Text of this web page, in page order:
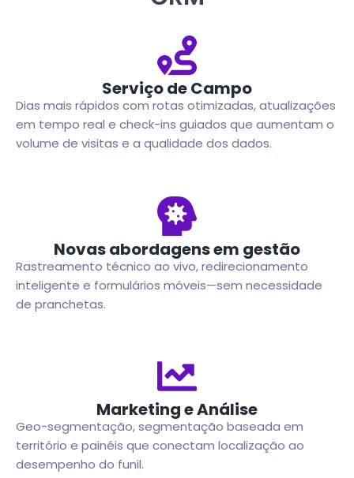
Serviço de Campo
Dias mais rápidos com rotas otimizadas, atualizações
em tempo real e check-ins guiados que aumentam o
volume de visitas e a qualidade dos dados.
Novas abordagens em gestão
Rastreamento técnico ao vivo, redirecionamento
inteligente e formulários móveis—sem necessidade
de pranchetas.
Marketing e Análise
Geo-segmentação, segmentação baseada em
território e painéis que conectam localização ao
desempenho do funil.